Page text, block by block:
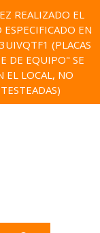
REALIZADO EL
EN
(PLACAS
DE EQUIPO" SE
EL LOCAL, NO